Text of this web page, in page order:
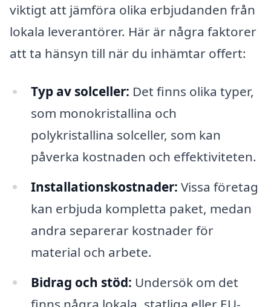
viktigt att jämföra olika erbjudanden från
lokala leverantörer. Här är några faktorer
att ta hänsyn till när du inhämtar offert:
Typ av solceller: Det finns olika typer,
som monokristallina och
polykristallina solceller, som kan
påverka kostnaden och effektiviteten.
Installationskostnader: Vissa företag
kan erbjuda kompletta paket, medan
andra separerar kostnader för
material och arbete.
Bidrag och stöd: Undersök om det